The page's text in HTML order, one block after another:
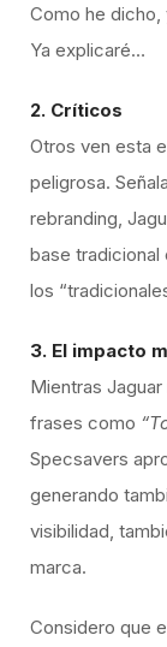
Como he dicho,
Ya explicaré…
2. Críticos
Otros ven esta
peligrosa.
rebranding,
base tradicional
los
3. El impacto
Mientras
frases como
Specsavers
generando
visibilidad,
marca.
Considero que